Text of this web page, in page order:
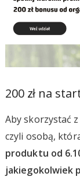
200 zł na
Aby skorzystać
czyli osobą,
produktu od
jakiegokolwiek